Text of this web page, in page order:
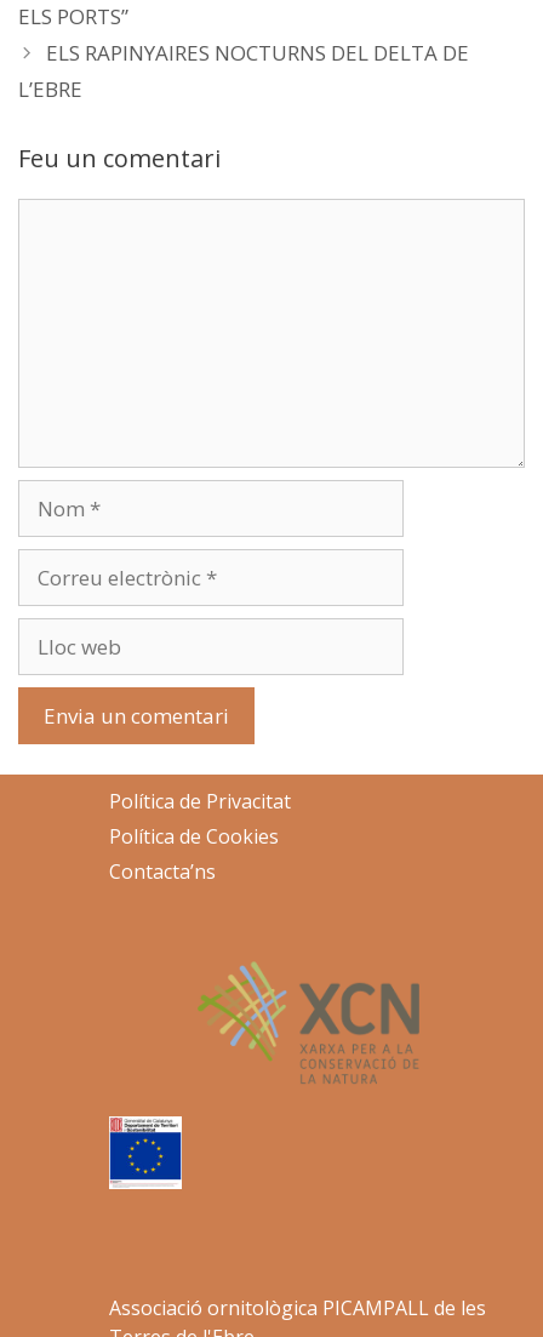
ELS PORTS”
ELS RAPINYAIRES NOCTURNS DEL DELTA DE
L’EBRE
Feu un comentari
electrònic
web
Política de Privacitat
Política de Cookies
Contacta’ns
Associació ornitològica PICAMPALL de les